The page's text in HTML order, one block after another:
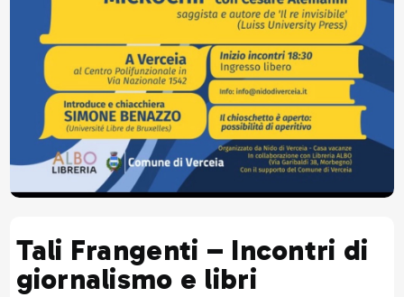
Tali Frangenti – Incontri di
giornalismo e libri